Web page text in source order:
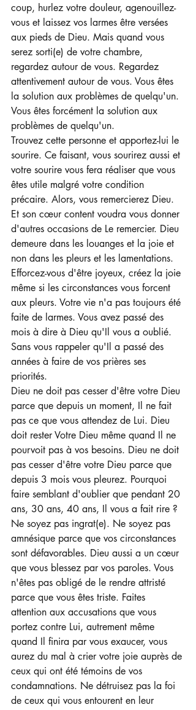
coup, hurlez votre douleur, agenouillez-
vous et laissez vos larmes être versées
aux pieds de Dieu. Mais quand vous
serez sorti(e) de votre chambre,
regardez autour de vous. Regardez
attentivement autour de vous. Vous êtes
la solution aux problèmes de quelqu'un.
Vous êtes forcément la solution aux
problèmes de quelqu'un.
Trouvez cette personne et apportez-lui le
sourire. Ce faisant, vous sourirez aussi et
votre sourire vous fera réaliser que vous
êtes utile malgré votre condition
précaire. Alors, vous remercierez Dieu.
Et son cœur content voudra vous donner
d'autres occasions de Le remercier. Dieu
demeure dans les louanges et la joie et
non dans les pleurs et les lamentations.
Efforcez-vous d'être joyeux, créez la joie
même si les circonstances vous forcent
aux pleurs. Votre vie n'a pas toujours été
faite de larmes. Vous avez passé des
mois à dire à Dieu qu'Il vous a oublié.
Sans vous rappeler qu'Il a passé des
années à faire de vos prières ses
priorités.
Dieu ne doit pas cesser d'être votre Dieu
parce que depuis un moment, Il ne fait
pas ce que vous attendez de Lui. Dieu
doit rester Votre Dieu même quand Il ne
pourvoit pas à vos besoins. Dieu ne doit
pas cesser d'être votre Dieu parce que
depuis 3 mois vous pleurez. Pourquoi
faire semblant d'oublier que pendant 20
ans, 30 ans, 40 ans, Il vous a fait rire ?
Ne soyez pas ingrat(e). Ne soyez pas
amnésique parce que vos circonstances
sont défavorables. Dieu aussi a un cœur
que vous blessez par vos paroles. Vous
n'êtes pas obligé de le rendre attristé
parce que vous êtes triste. Faites
attention aux accusations que vous
portez contre Lui, autrement même
quand Il finira par vous exaucer, vous
aurez du mal à crier votre joie auprès de
ceux qui ont été témoins de vos
condamnations. Ne détruisez pas la foi
de ceux qui vous entourent en leur